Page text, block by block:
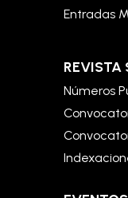
Entradas
REVISTA
Números